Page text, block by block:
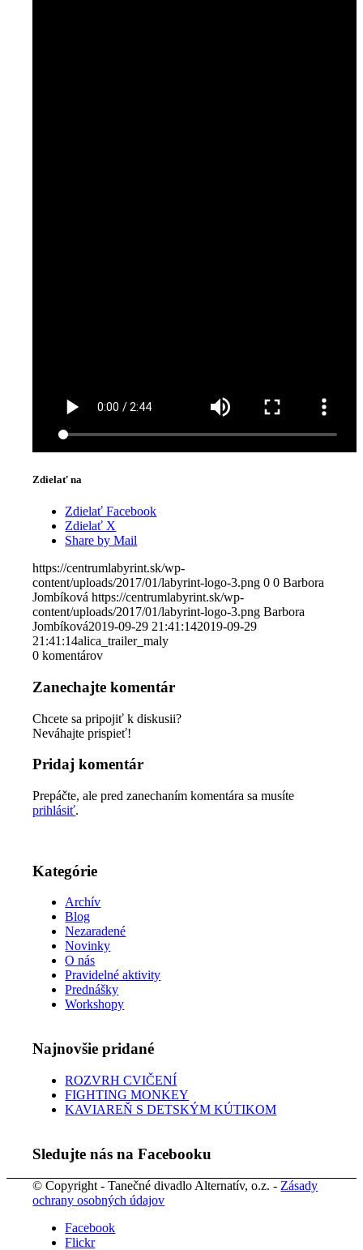
Zdielať na
Zdielať Facebook
Zdielať X
Share by Mail
https://centrumlabyrint.sk/wp-
content/uploads/2017/01/labyrint-logo-3.png 0 0 Barbora
Jombíková https://centrumlabyrint.sk/wp-
content/uploads/2017/01/labyrint-logo-3.png Barbora
Jombíková2019-09-29 21:41:142019-09-29
21:41:14alica_trailer_maly
0 komentárov
Zanechajte komentár
Chcete sa pripojiť k diskusii?
Neváhajte prispieť!
Pridaj komentár
Prepáčte, ale pred zanechaním komentára sa musíte
prihlásiť.
Kategórie
Archív
Blog
Nezaradené
Novinky
O nás
Pravidelné aktivity
Prednášky
Workshopy
Najnovšie pridané
ROZVRH CVIČENÍ
FIGHTING MONKEY
KAVIAREŇ S DETSKÝM KÚTIKOM
Sledujte nás na Facebooku
© Copyright - Tanečné divadlo Alternatív, o.z. - Zásady
ochrany osobných údajov
Facebook
Flickr